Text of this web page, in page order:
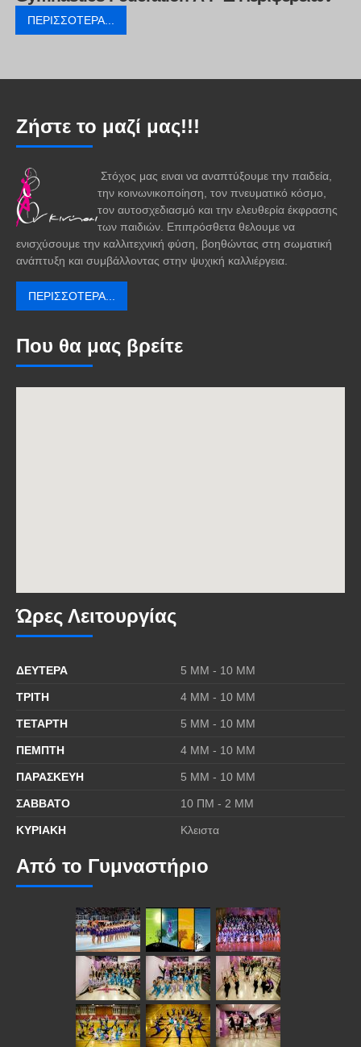
ΠΕΡΙΣΣΌΤΕΡΑ...
Ζήστε το μαζί μας!!!
Στόχος μας ειναι να αναπτύξουμε την παιδεία,
την κοινωνικοποίηση, τον πνευματικό κόσμο,
τον αυτοσχεδιασμό και την ελευθερία έκφρασης
των παιδιών. Επιπρόσθετα θελουμε να
ενισχύσουμε την καλλιτεχνική φύση, βοηθώντας στη σωματική
ανάπτυξη και συμβάλλοντας στην ψυχική καλλιέργεια.
ΠΕΡΙΣΣΌΤΕΡΑ...
Που θα μας βρείτε
Ώρες Λειτουργίας
ΔΕΥΤΕΡΑ 5 MΜ - 10 ΜΜ
ΤΡΙΤΗ 4 MΜ - 10 ΜΜ
ΤΕΤΑΡΤΗ 5 MΜ - 10 ΜΜ
ΠΕΜΠΤΗ 4 MΜ - 10 ΜΜ
ΠΑΡΑΣΚΕΥΗ 5 MΜ - 10 ΜΜ
ΣΑΒΒΑΤΟ 10 ΠΜ - 2 ΜΜ
ΚΥΡΙΑΚΗ Κλειστα
Από το Γυμναστήριο